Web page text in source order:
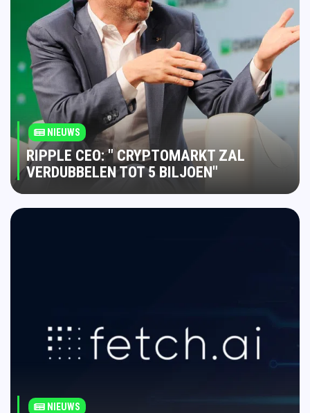
NIEUWS
RIPPLE CEO: " CRYPTOMARKT ZAL
VERDUBBELEN TOT 5 BILJOEN"
NIEUWS